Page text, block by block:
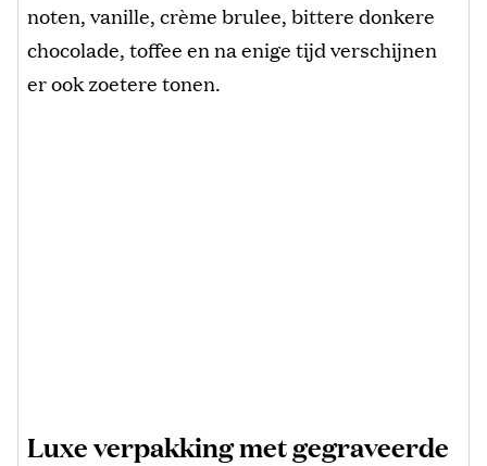
noten, vanille, crème brulee, bittere donkere
chocolade, toffee en na enige tijd verschijnen
er ook zoetere tonen.
Luxe verpakking met gegraveerde